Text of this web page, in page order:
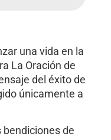
una vida en la
La Oración de
del éxito de
únicamente a
bendiciones de